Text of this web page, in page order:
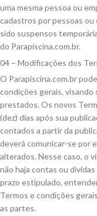
uma mesma pessoa ou
cadastros por pessoas
sido suspensos
do Parapiscina.com.br.
04 – Modificações dos
O Parapiscina.com.br
condições gerais,
prestados. Os novos
(dez) dias após sua
contados a partir da
deverá comunicar-se por
alterados. Nesse caso, o
não haja contas ou
prazo estipulado,
Termos e condições
as partes.